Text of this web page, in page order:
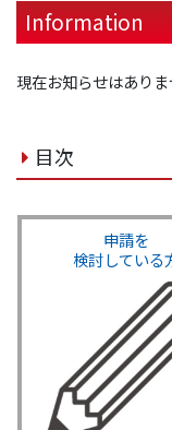
Information
現在お知らせはあり
目次
申請を
検討している